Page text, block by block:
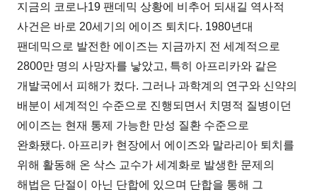
지금의 코로나19 팬데믹 상황에 비추어 되새길 역사적
사건은 바로 20세기의 에이즈 퇴치다. 1980년대
팬데믹으로 발전한 에이즈는 지금까지 전 세계적으로
2800만 명의 사망자를 낳았고, 특히 아프리카와 같은
개발국에서 피해가 컸다. 그러나 과학계의 연구와 신약의
배분이 세계적인 수준으로 진행되면서 치명적 질병이던
에이즈는 현재 통제 가능한 만성 질환 수준으로
완화됐다. 아프리카 현장에서 에이즈와 말라리아 퇴치를
위해 활동해 온 삭스 교수가 세계화로 발생한 문제의
해법은 단절이 아닌 단합에 있으며 단합을 통해 그